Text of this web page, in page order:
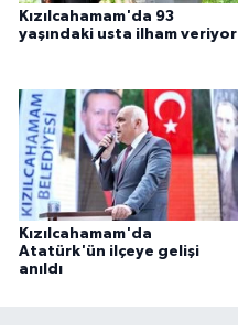
Kızılcahamam'da 93
yaşındaki usta ilham veriyor
Kızılcahamam'da
Atatürk'ün ilçeye gelişi
anıldı